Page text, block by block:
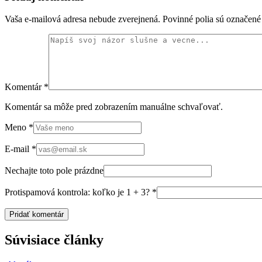
Vaša e-mailová adresa nebude zverejnená. Povinné polia sú označené
Komentár *
Komentár sa môže pred zobrazením manuálne schvaľovať.
Meno *
E-mail *
Nechajte toto pole prázdne
Protispamová kontrola: koľko je 1 + 3? *
Súvisiace články